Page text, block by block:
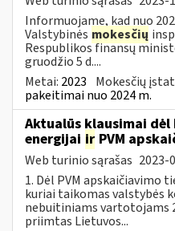
Informuojame, kad nuo
Valstybinės mokesčių
Respublikos finansų
gruodžio 5 d....
Metai: 2023 Mokesčių
pakeitimai nuo 2024 m.
Aktualūs klausimai
energijai ir PVM
Web turinio sąrašas 2023-
1. Dėl PVM apskaičiavimo
kuriai taikomas valstybės
nebuitiniams vartotojams
priimtas Lietuvos...